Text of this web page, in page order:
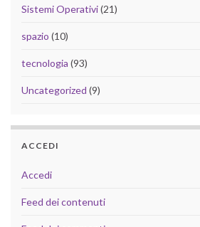
Sistemi Operativi(21)
spazio (10)
tecnologia (93)
Uncategorized (9)
ACCEDI
Accedi
Feed dei contenuti